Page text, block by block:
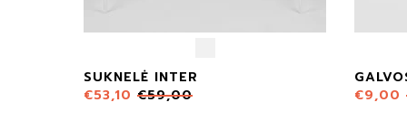
SUKNELĖ INTER
€53,10 €59,00
€9,00